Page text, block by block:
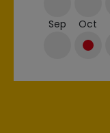
Sep Oct